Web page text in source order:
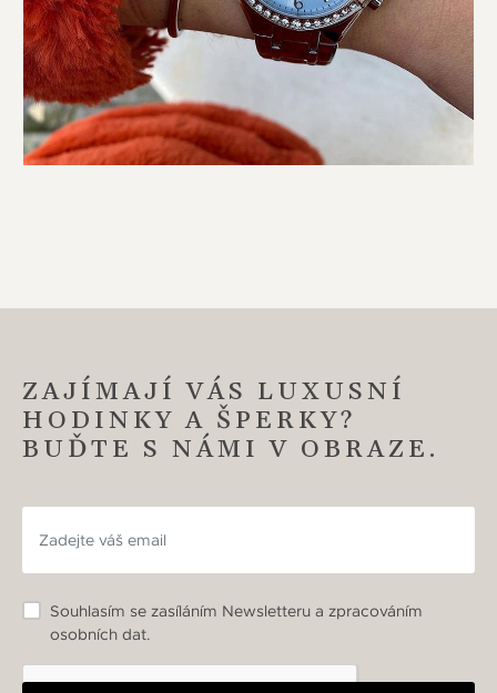
ZAJÍMAJÍ VÁS LUXUSNÍ
HODINKY A ŠPERKY?
BUĎTE S NÁMI V OBRAZE.
Souhlasím se zasíláním Newsletteru a zpracováním
osobních dat.